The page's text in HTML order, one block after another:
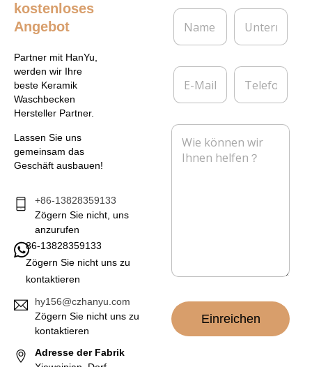
kostenloses
Angebot
Partner mit HanYu,
werden wir Ihre
beste Keramik
Waschbecken
Hersteller Partner.
Lassen Sie uns
gemeinsam das
Geschäft ausbauen!
+86-13828359133
Zögern Sie nicht, uns
anzurufen
86-13828359133
Zögern Sie nicht uns zu
kontaktieren
hy156@czhanyu.com
Zögern Sie nicht uns zu
kontaktieren
Adresse der Fabrik
N
m
*
U
t
r
h
n
E
M
i
T
l
f
o
n
N
Einreichen